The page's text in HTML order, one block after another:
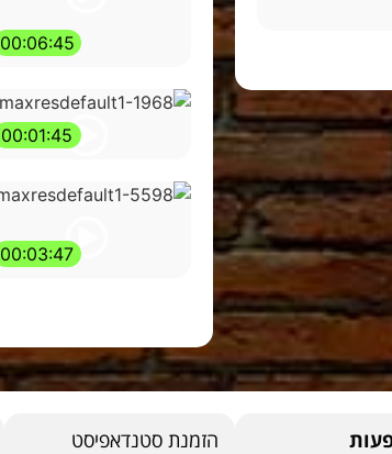
00:06:45
00:01:45
00:03:47
הזמנת סטנדאפיסט